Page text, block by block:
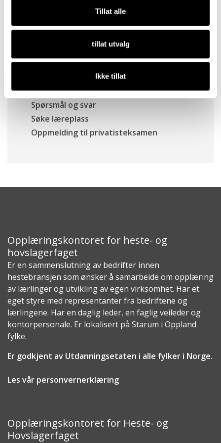
Tillat alle
tillat utvalg
Ikke tillat
Våre lærebedrifter
Lærlingsamlinger
Rettigheter og plikter
Varslingsrutiner for lærlinger
Spørsmål og svar
Søke læreplass
Oppmelding til privatisteksamen
Opplæringskontoret for heste- og
hovslagerfaget
Er en sammenslutning av bedrifter innen
hestebransjen som ønsker å samarbeide om opplæring
av lærlinger og utvikling av egen virksomhet. Har et
eget styre med representanter fra bedriftene og
lærlingene. Har en daglig leder, en faglig veileder og
kontorpersonale. Er lokalisert på Starum i Oppland
fylke.
Er godkjent av Utdanningsetaten i alle fylker i Norge.
Les vår personvernerklæring
Opplæringskontoret for Heste- og
Hovslagerfaget